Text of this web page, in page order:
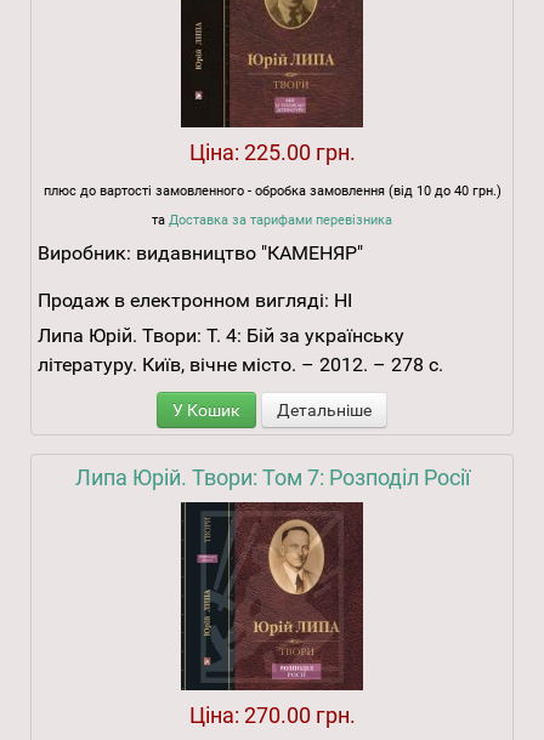
Ціна: 225.00 грн.
плюс до вартості замовленного - обробка замовлення (від 10 до 40 грн.)
та Доставка за тарифами перевізника
Виробник: видавництво "КАМЕНЯР"
Продаж в електронном вигляді: НІ
Липа Юрій. Твори: Т. 4: Бій за українську
літературу. Київ, вічне місто. – 2012. – 278 с.
У Кошик Детальніше
Липа Юрій. Твори: Том 7: Розподіл Росії
Ціна: 270.00 грн.